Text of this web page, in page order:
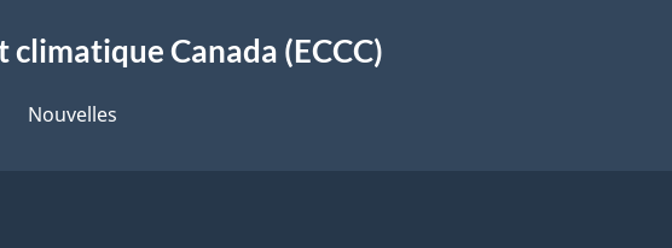
Canada (ECCC)
Nouvelles